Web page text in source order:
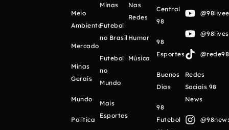
Meio
Ambiente
Mercado
Minas
Gerais
Mundo
Política
Minas
Futebol
no Brasil
Futebol
no
Mundo
Mais
Esportes
Nas
Redes
Humor
Música
Central
98
98
Esportes
Buenos
Días
98
Futebol
Redes
Sociais 98
News